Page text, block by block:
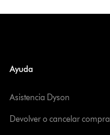
Ayuda
Asistencia Dyson
Devolver o cancelar compra